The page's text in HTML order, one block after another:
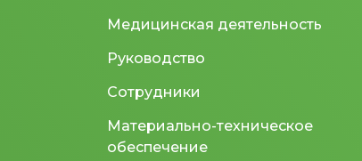
Медицинская деятельность
Руководство
Сотрудники
Материально-техническое
обеспечение